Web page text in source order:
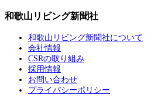
和歌山リビング新聞社
和歌山リビング新聞社について
会社情報
CSRの取り組み
採用情報
お問い合わせ
プライバシーポリシー